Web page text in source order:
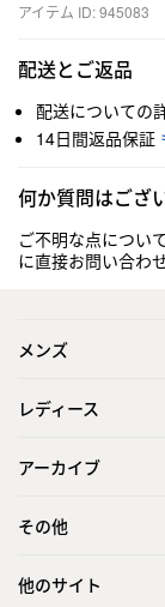
アイテム ID: 945083
配送とご返品
配送についての
14日間返品保証
何か質問はござ
ご不明な点につい
に直接お問い合わ
メンズ
レディース
アーカイブ
その他
他のサイト